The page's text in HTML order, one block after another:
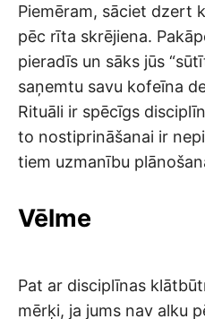
Piemēram, sāciet dzert
pēc rīta skrējiena.
pieradīs un sāks jūs
saņemtu savu kofeīna
Rituāli ir spēcīgs
to nostiprināšanai ir
tiem uzmanību
Vēlme
Pat ar disciplīnas
mērķi, ja jums nav alku